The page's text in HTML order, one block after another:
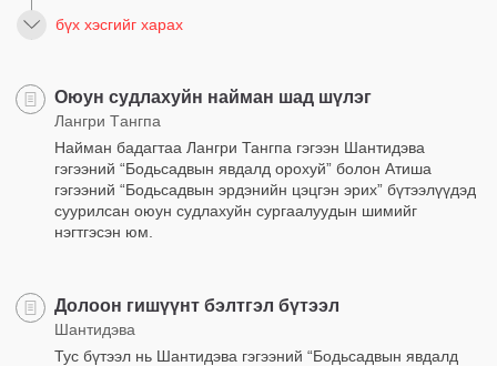
бүх хэсгийг харах
Оюун судлахуйн найман шад шүлэг
Лангри Tангпа
Найман бадагтаа Лангри Тангпа гэгээн Шантидэва
гэгээний “Бодьсадвын явдалд орохуй” болон Атиша
гэгээний “Бодьсадвын эрдэнийн цэцгэн эрих” бүтээлүүдэд
суурилсан оюун судлахуйн сургаалуудын шимийг
нэгтгэсэн юм.
Долоон гишүүнт бэлтгэл бүтээл
Шантидэва
Тус бүтээл нь Шантидэва гэгээний “Бодьсадвын явдалд